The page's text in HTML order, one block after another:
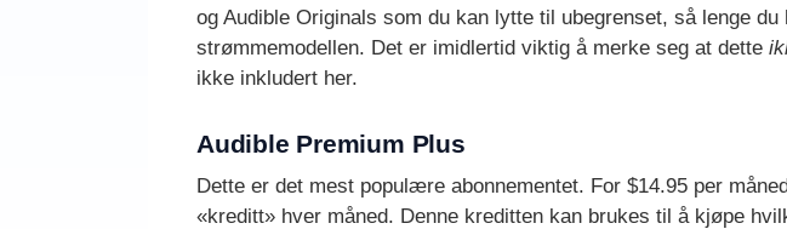
og Audible Originals som du kan lytte til ubegrenset, så lenge
strømmemodellen. Det er imidlertid viktig å merke seg at dette
ikke inkludert her.
Audible Premium Plus
Dette er det mest populære abonnementet. For $14.95 per
«kreditt» hver måned. Denne kreditten kan brukes til å kjøpe